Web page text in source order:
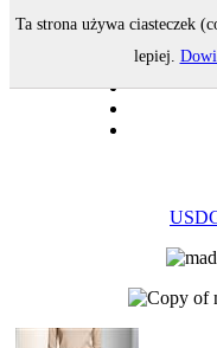
USD
Ta strona używa ciasteczek
lepiej.